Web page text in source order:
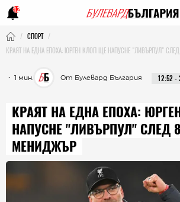
12
СПОРТ
КРАЯТ НА ЕДНА ЕПОХА: ЮРГЕН КЛОП ЩЕ НАПУСНЕ "ЛИВЪРПУЛ"
・ 1 мин. От Булевард България 12:52 -
КРАЯТ НА ЕДНА ЕПОХА:
НАПУСНЕ "ЛИВЪРПУЛ" СЛЕД
МЕНИДЖЪР